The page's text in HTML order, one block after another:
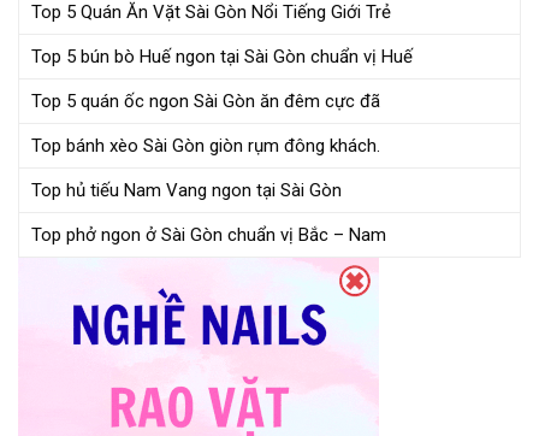
Top 5 Quán Ăn Vặt Sài Gòn Nổi Tiếng Giới Trẻ
Top 5 bún bò Huế ngon tại Sài Gòn chuẩn vị Huế
Top 5 quán ốc ngon Sài Gòn ăn đêm cực đã
Top bánh xèo Sài Gòn giòn rụm đông khách.
Top hủ tiếu Nam Vang ngon tại Sài Gòn
Top phở ngon ở Sài Gòn chuẩn vị Bắc – Nam